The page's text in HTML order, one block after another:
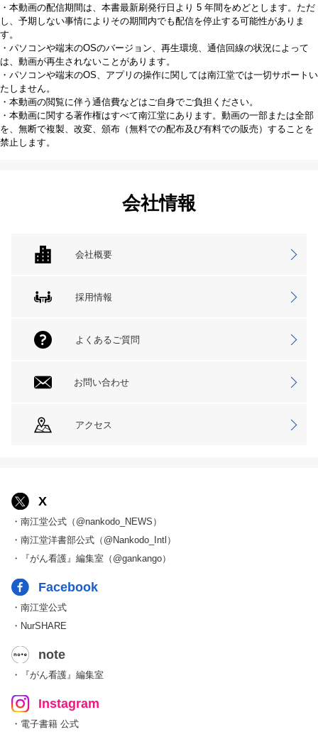
・本動画の配信期間は、本書最新刷発行日より 5 年間をめどとします。ただ
し、予期しない事情によりその期間内でも配信を停止する可能性がありま
す。
・パソコンや端末のOSのバージョン、再生環境、通信回線の状況によって
は、動画が再生されないことがあります。
・パソコンや端末のOS、アプリの操作に関しては南江堂では一切サポートい
たしません。
・本動画の閲覧に伴う通信費などはご自身でご負担ください。
・本動画に関する著作権はすべて南江堂にあります。動画の一部または全部
を、無断で複製、改変、頒布（無料での配布及び有料での販売）することを
禁止します。
会社情報
会社概要
採用情報
よくあるご質問
お問い合わせ
アクセス
X
・南江堂公式（@nankodo_NEWS）
・南江堂洋書部公式（@Nankodo_Intl）
・『がん看護』編集室（@gankango）
Facebook
・南江堂公式
・NurSHARE
note
・『がん看護』編集室
Instagram
・電子書籍 公式